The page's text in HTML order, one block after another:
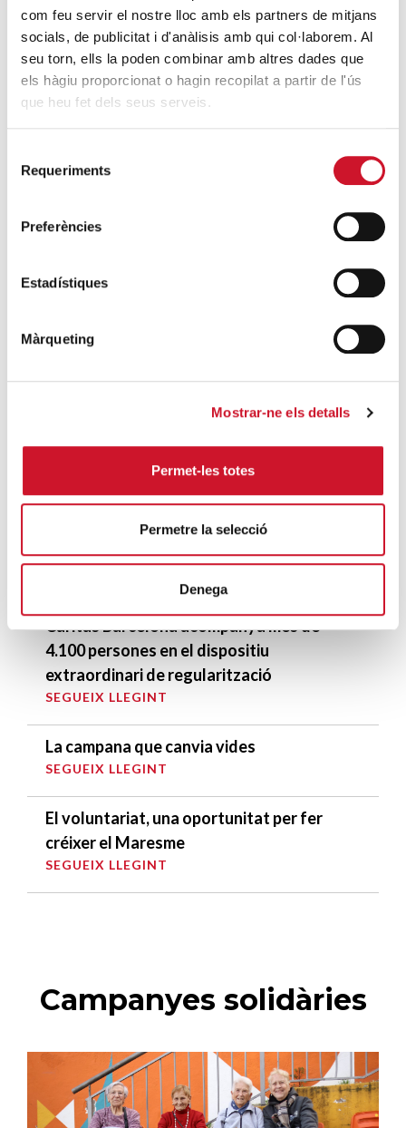
com feu servir el nostre lloc amb els partners de mitjans
socials, de publicitat i d'anàlisis amb qui col·laborem. Al
seu torn, ells la poden combinar amb altres dades que
els hàgiu proporcionat o hagin recopilat a partir de l'ús
que heu fet dels seus serveis.
Requeriments
Preferències
Estadístiques
Màrqueting
Mostrar-ne els detalls
Permet-les totes
Permetre la selecció
Denega
ENTRADES RELACIONADES
Grup Qualitat renova el seu acord amb
Càritas per al 2016
SEGUEIX LLEGINT
Flamenco Cordobés a favor de Càritas
Avant Grup porta de colònies a Viladrau
Chanut
Càritas
DARRERES ENTRADES
Càritas expressa la seva preocupació per
la situació a Ceuta i fa una crida a la
protecció de la dignitat humana
Càritas Barcelona acompanya més de
4.100 persones en el dispositiu
extraordinari de regularització
SEGUEIX LLEGINT
La campana que canvia vides
SEGUEIX LLEGINT
El voluntariat, una oportunitat per fer
créixer el Maresme
SEGUEIX LLEGINT
Campanyes solidàries